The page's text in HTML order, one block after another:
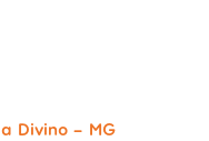
Divino - MG